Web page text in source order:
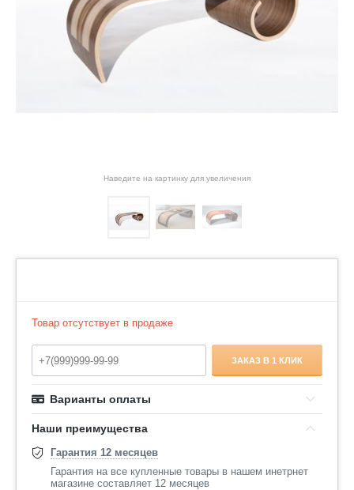
Наведите на картинку для увеличения
Товар отсутствует в продаже
ЗАКАЗ В 1 КЛИК
Варианты оплаты
Наши преимущества
Гарантия 12 месяцев
Гарантия на все купленные товары в нашем инетрнет
магазине составляет 12 месяцев